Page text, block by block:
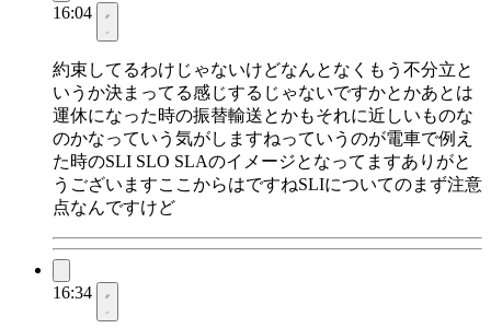
16:04
約束してるわけじゃないけどなんとなくもう不分立と
いうか決まってる感じするじゃないですかとかあとは
運休になった時の振替輸送とかもそれに近しいものな
のかなっていう気がしますねっていうのが電車で例え
た時のSLI SLO SLAのイメージとなってますありがと
うございますここからはですねSLIについてのまず注意
点なんですけど
16:34